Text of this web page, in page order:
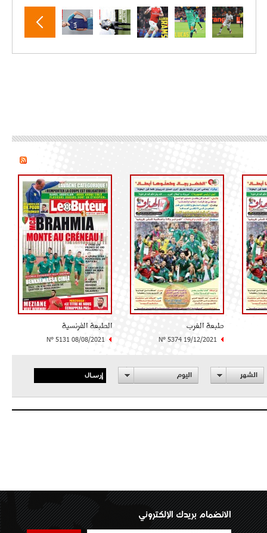
طبعة الغرب
N° 5374 19/12/2021
الطبعة الفرنسية
N° 5131 08/08/2021
الشهر اليوم إرسال
الانضمام بريدك الإلكتروني